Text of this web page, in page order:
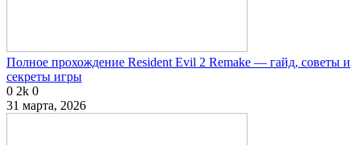
Полное прохождение Resident Evil 2 Remake — гайд, советы и
секреты игры
0 2k 0
31 марта, 2026